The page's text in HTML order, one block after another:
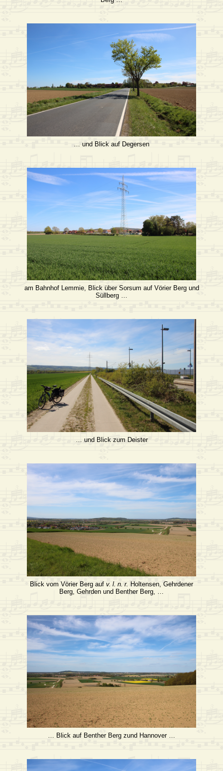
… und Blick auf Degersen
am Bahnhof Lemmie, Blick über Sorsum auf Vörier Berg und
Süllberg …
… und Blick zum Deister
Blick vom Vörier Berg auf v. l. n. r. Holtensen, Gehrdener
Berg, Gehrden und Benther Berg, …
… Blick auf Benther Berg zund Hannover …